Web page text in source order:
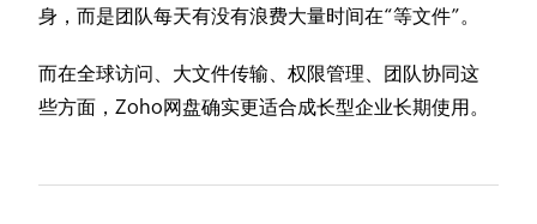
身，而是团队每天有没有浪费大量时间在“等文件”。
而在全球访问、大文件传输、权限管理、团队协同这
些方面，Zoho网盘确实更适合成长型企业长期使用。